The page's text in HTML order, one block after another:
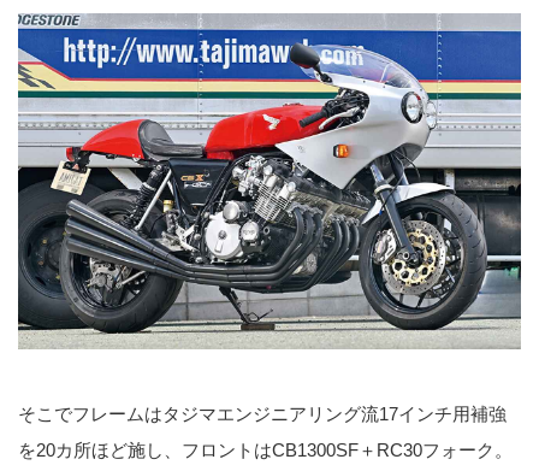
そこでフレームはタジマエンジニアリング流17インチ用補強
を20カ所ほど施し、フロントはCB1300SF＋RC30フォーク。